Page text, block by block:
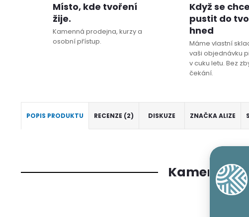
Místo, kde tvoření
žije.
Kamenná prodejna, kurzy a
osobní přístup.
Když se
pustit do
hned
Máme vlastní
vaši objednávku
v cuku letu. Bez
čekání.
POPIS PRODUKTU RECENZE (2) DISKUZE ZNAČKAALIZE
Kamenný